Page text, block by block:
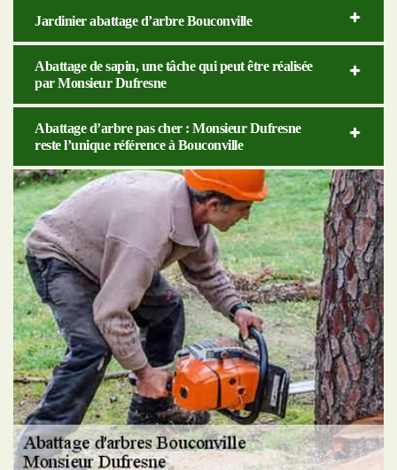
Jardinier abattage d’arbre Bouconville
Abattage de sapin, une tâche qui peut être réalisée
par Monsieur Dufresne
Abattage d’arbre pas cher : Monsieur Dufresne
reste l’unique référence à Bouconville